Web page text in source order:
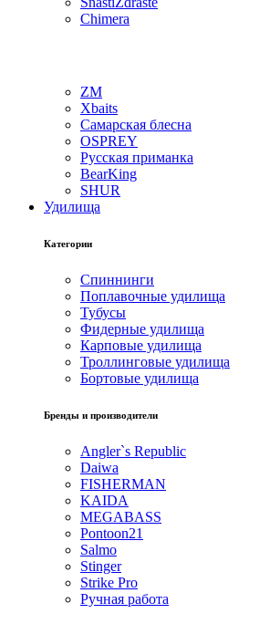
Chimera
ZM
Xbaits
Самарская блесна
OSPREY
Русская приманка
BearKing
SHUR
Удилища
Категории
Спиннинги
Поплавочные удилища
Тубусы
Фидерные удилища
Карповые удилища
Троллинговые удилища
Бортовые удилища
Бренды и производители
Angler`s Republic
Daiwa
FISHERMAN
KAIDA
MEGABASS
Pontoon21
Salmo
Stinger
Strike Pro
Ручная работа